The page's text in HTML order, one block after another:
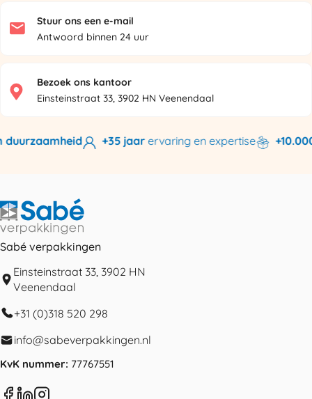
Stuur ons een e-mail
Antwoord binnen 24 uur
Bezoek ons kantoor
Einsteinstraat 33, 3902 HN Veenendaal
+35 jaarervaring en expertise +10.000
Sabé verpakkingen
Einsteinstraat 33, 3902 HN
Veenendaal
+31 (0)318 520 298
info@sabeverpakkingen.nl
KvK nummer: 77767551